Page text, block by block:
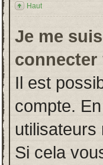
Haut
Je me
connecter
Il est
compte.
utilisateurs
Si cela